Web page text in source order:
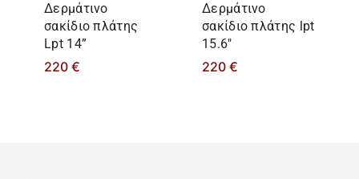
Δερμάτινο
σακίδιο πλάτης
Lpt 14”
220 €
Δερμάτινο
σακίδιο πλάτης lpt
15.6″
220 €